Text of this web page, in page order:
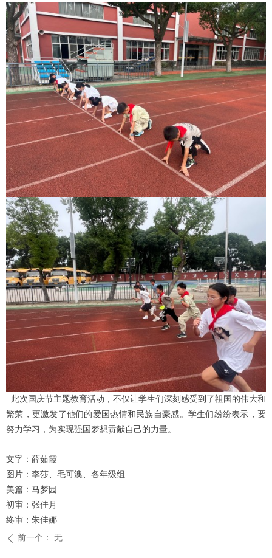
此次国庆节主题教育活动，不仅让学生们深刻感受到了祖国的伟大和
繁荣，更激发了他们的爱国热情和民族自豪感。学生们纷纷表示，要
努力学习，为实现强国梦想贡献自己的力量。
文字：薛茹霞
图片：李莎、毛可澳、各年级组
美篇：马梦园
初审：张佳月
终审：朱佳娜
ꄴ 前一个： 无